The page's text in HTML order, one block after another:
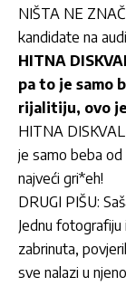
NIŠTA NE
kandidate na
HITNA
pa to je samo
rijalitiju, ovo
HITNA
je samo beba od
najveći gri*eh!
DRUGI PIŠU:
Jednu fotografiju
zabrinuta,
sve nalazi u